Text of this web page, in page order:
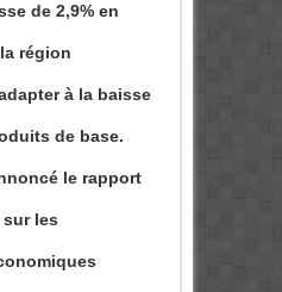
de 2,9% en
région
à la baisse
de base.
le rapport
sur les